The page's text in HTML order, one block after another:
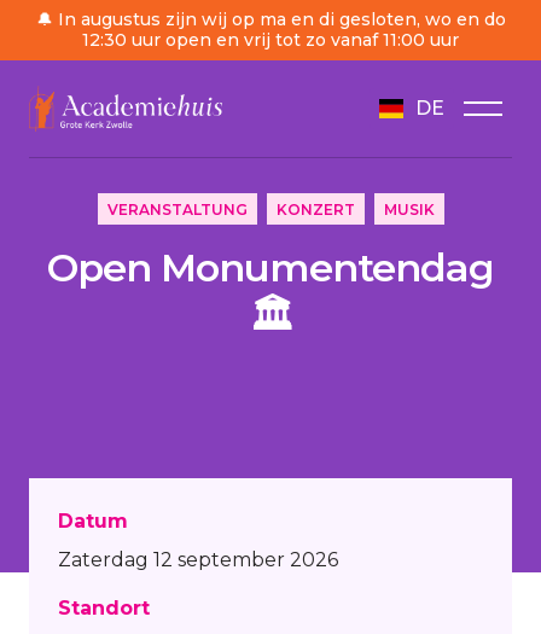
🔔 In augustus zijn wij op ma en di gesloten, wo en do
12:30 uur open en vrij tot zo vanaf 11:00 uur
DE
/ Tagesordnung
VERANSTALTUNG KONZERT MUSIK
Open Monumentendag
🏛️
Datum
Zaterdag 12 september 2026
Standort